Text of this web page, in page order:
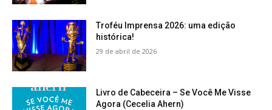
Troféu Imprensa 2026: uma edição
histórica!
29 de abril de 2026
Livro de Cabeceira – Se Você Me Visse
Agora (Cecelia Ahern)